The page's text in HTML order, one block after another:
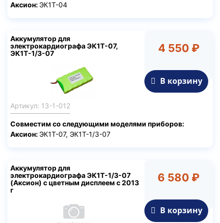
Аксион: ЭК1Т-04
4 550 ₽
В корзину
Аккумулятор для
электрокардиографа ЭК1Т-07,
ЭК1Т-1/3-07
Артикул: 13-1-012
Совместим со следующими моделями приборов:
Аксион: ЭК1Т-07, ЭК1Т-1/3-07
6 580 ₽
В корзину
Аккумулятор для
электрокардиографа ЭК1Т-1/3-07
(Аксион) с цветным дисплеем с 2013
г